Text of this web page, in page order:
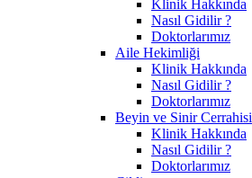
Klinik Hakkında
Nasıl Gidilir ?
Doktorlarımız
Aile Hekimliği
Klinik Hakkında
Nasıl Gidilir ?
Doktorlarımız
Beyin ve Sinir Cerrahisi
Klinik Hakkında
Nasıl Gidilir ?
Doktorlarımız